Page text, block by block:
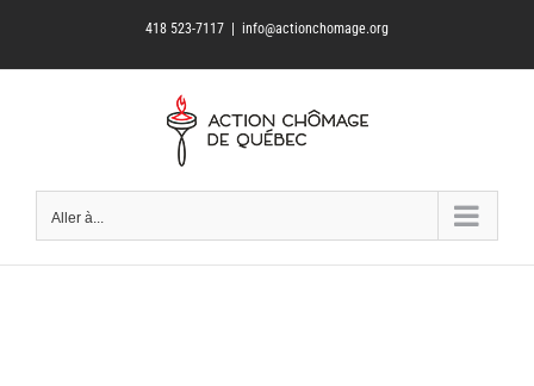
418 523-7117 info@actionchomage.org
Aller à...